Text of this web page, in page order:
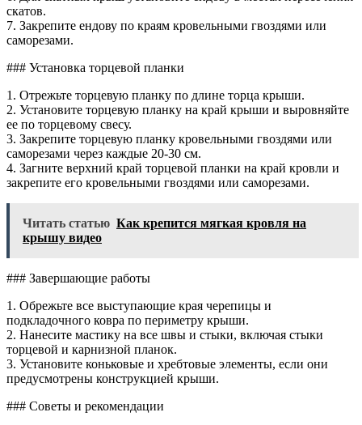
скатов.
7. Закрепите ендову по краям кровельными гвоздями или
саморезами.
### Установка торцевой планки
1. Отрежьте торцевую планку по длине торца крыши.
2. Установите торцевую планку на край крыши и выровняйте
ее по торцевому свесу.
3. Закрепите торцевую планку кровельными гвоздями или
саморезами через каждые 20-30 см.
4. Загните верхний край торцевой планки на край кровли и
закрепите его кровельными гвоздями или саморезами.
Читать статью Как крепится мягкая кровля на
крышу видео
### Завершающие работы
1. Обрежьте все выступающие края черепицы и
подкладочного ковра по периметру крыши.
2. Нанесите мастику на все швы и стыки, включая стыки
торцевой и карнизной планок.
3. Установите коньковые и хребтовые элементы, если они
предусмотрены конструкцией крыши.
### Советы и рекомендации